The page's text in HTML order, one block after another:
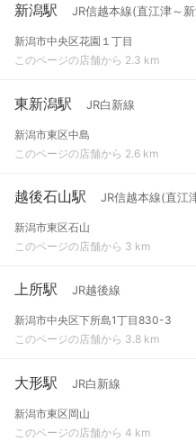
新潟駅 JR信越本線(直江津～
新潟市中央区花園１丁目
このページの店舗から 2.3 km
東新潟駅 JR白新線
新潟市東区中島
このページの店舗から 2.6 km
越後石山駅 JR信越本線(直江
新潟市東区石山
このページの店舗から 3 km
上所駅 JR越後線
新潟市中央区下所島1丁目830-3
このページの店舗から 3.8 km
大形駅 JR白新線
新潟市東区岡山
このページの店舗から 4 km